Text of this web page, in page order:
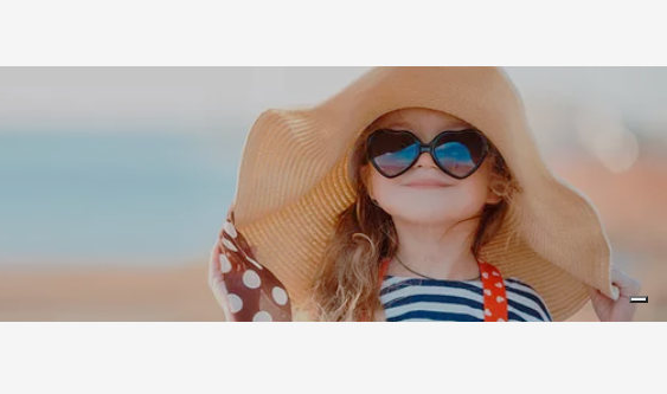
Leaflet|©Koobcamp S.r.l.